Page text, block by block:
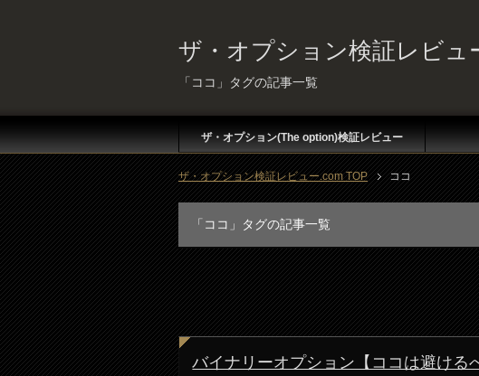
ザ・オプション検証レビュ
「ココ」タグの記事一覧
ザ・オプション(The option)検証レビュー
ザ・オプション検証レビュー.com TOP ココ
「ココ」タグの記事一覧
バイナリーオプション【ココは避ける